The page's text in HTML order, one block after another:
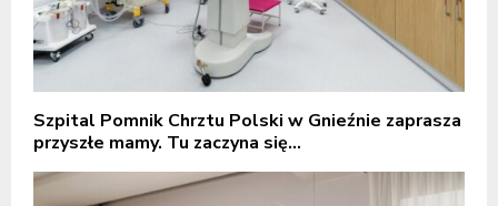
Szpital Pomnik Chrztu Polski w Gnieźnie zaprasza
przyszłe mamy. Tu zaczyna się...